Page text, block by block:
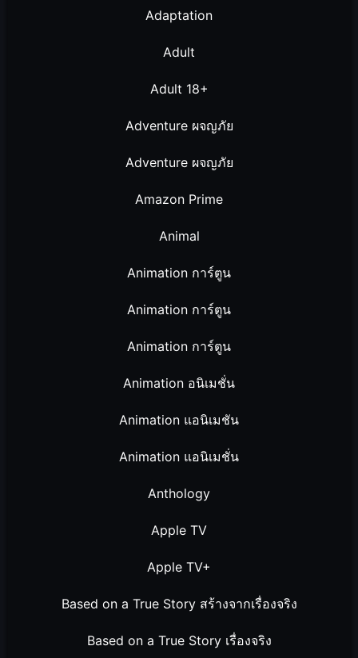
Adaptation
Adult
Adult 18+
Adventure ผจญภัย
Adventure ผจญภัย
Amazon Prime
Animal
Animation การ์ตูน
Animation การ์ตูน
Animation การ์ตูน
Animation อนิเมชั่น
Animation แอนิเมชัน
Animation แอนิเมชั่น
Anthology
Apple TV
Apple TV+
Based on a True Story สร้างจากเรื่องจริง
Based on a True Story เรื่องจริง